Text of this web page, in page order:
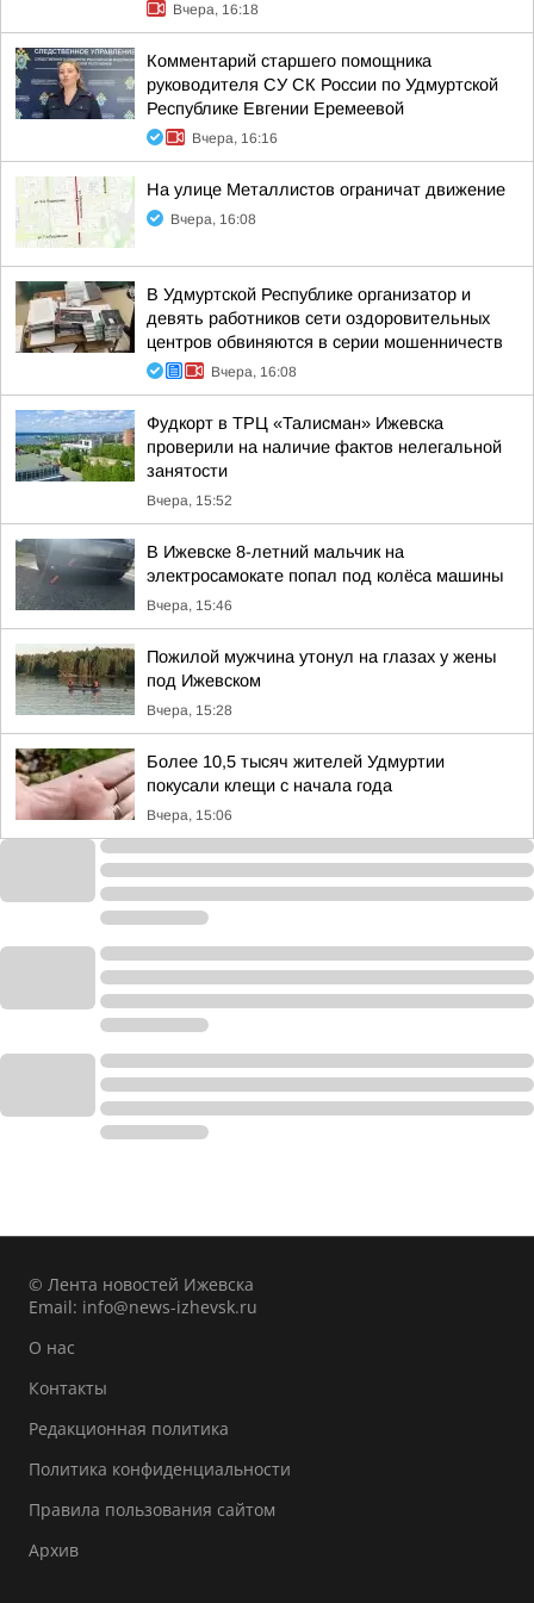
Вчера, 16:18
Комментарий старшего помощника
руководителя СУ СК России по Удмуртской
Республике Евгении Еремеевой
Вчера, 16:16
На улице Металлистов ограничат движение
Вчера, 16:08
В Удмуртской Республике организатор и
девять работников сети оздоровительных
центров обвиняются в серии мошенничеств
Вчера, 16:08
Фудкорт в ТРЦ «Талисман» Ижевска
проверили на наличие фактов нелегальной
занятости
Вчера, 15:52
В Ижевске 8-летний мальчик на
электросамокате попал под колёса машины
Вчера, 15:46
Пожилой мужчина утонул на глазах у жены
под Ижевском
Вчера, 15:28
Более 10,5 тысяч жителей Удмуртии
покусали клещи с начала года
Вчера, 15:06
© Лента новостей Ижевска
Email: info@news-izhevsk.ru
О нас
Контакты
Редакционная политика
Политика конфиденциальности
Правила пользования сайтом
Архив